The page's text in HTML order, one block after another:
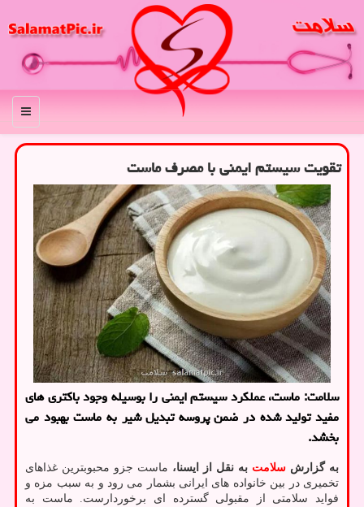
منو
تقویت سیستم ایمنی با مصرف ماست
سلامت: ماست، عملکرد سیستم ایمنی را بوسیله وجود باکتری های
مفید تولید شده در ضمن پروسه تبدیل شیر به ماست بهبود می
بخشد.
به گزارش سلامت به نقل از ایسنا، ماست جزو محبوبترین غذاهای
تخمیری در بین خانواده های ایرانی بشمار می رود و به سبب مزه و
فواید سلامتی از مقبولی گسترده ای برخوردارست. ماست به